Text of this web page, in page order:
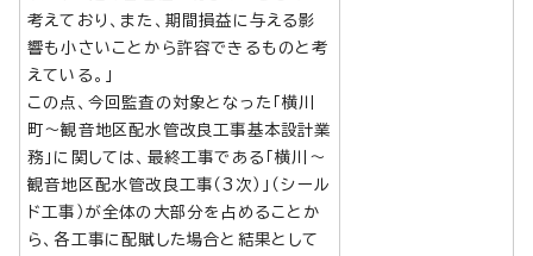
考えており、また、期間損益に与える影
響も小さいことから許容できるものと考
えている。」
この点、今回監査の対象となった「横川
町～観音地区配水管改良工事基本設計業
務」に関しては、最終工事である「横川～
観音地区配水管改良工事（3次）」（シール
ド工事）が全体の大部分を占めることか
ら、各工事に配賦した場合と結果として